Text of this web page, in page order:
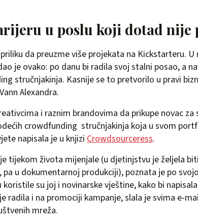
u poslu koji dotad nije
da preuzme više projekata na Kickstarteru.
je ovako: po danu bi radila svoj stalni posao, a
stručnjakinja. Kasnije se to pretvorilo u pravi
Alexandra.
i raznim brandovima da prikupe novac za
crowdfunding stručnjakinja koja u svom
napisala je u knjizi Crowdsourceress.
tijekom života mijenjale (u djetinjstvu je željela
pa u dokumentarnoj produkciji), poznata je po
su joj i novinarske vještine, kako bi
radila i na promociji kampanje, slala je svima e-
mreža.